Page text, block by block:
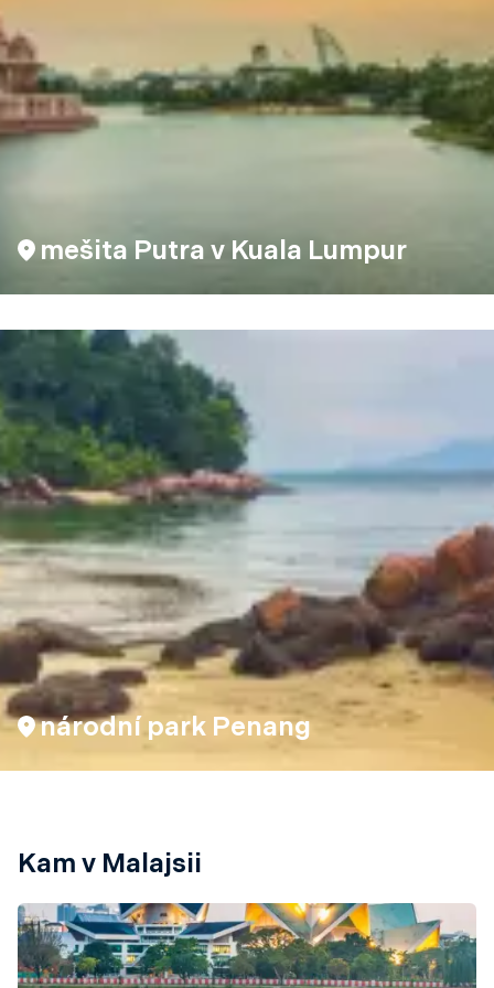
mešita Putra v Kuala Lumpur
národní park Penang
Kam v Malajsii